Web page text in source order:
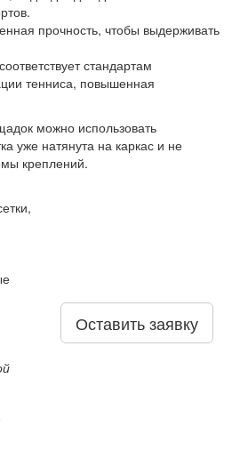
прочность, чтобы выдерживать
стандартам
тенниса, повышенная
можно использовать
уже натянута на каркас и не
креплений.
Оставить заявку